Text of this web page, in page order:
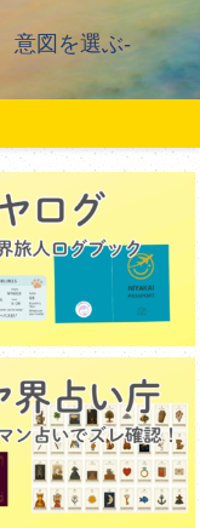
意図を選ぶ-